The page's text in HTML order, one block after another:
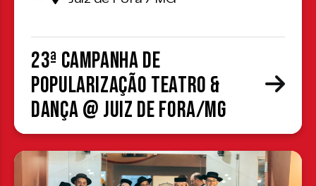
23ª Campanha de
Popularização Teatro &
Dança @ Juiz de Fora/MG